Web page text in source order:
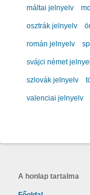
máltai jelnyelv
osztrák jelnyelv
román jelnyelv
svájci német
szlovák jelnyelv
valenciai jelnyelv
A honlap tartalma